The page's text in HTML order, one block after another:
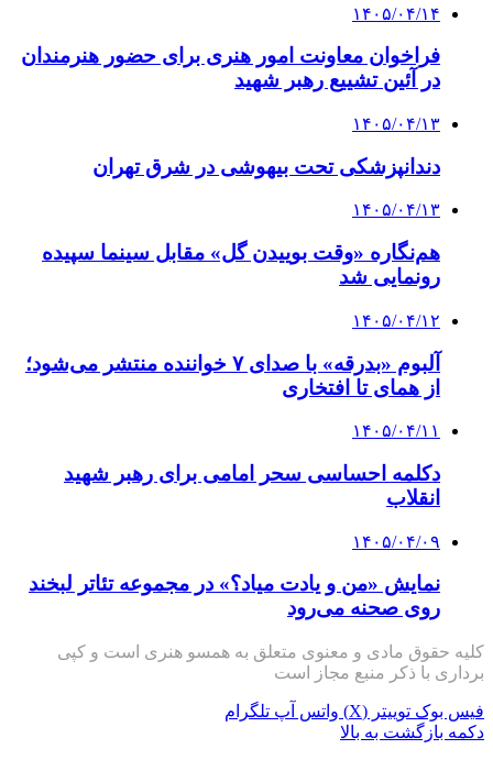
۱۴۰۵/۰۴/۱۴
فراخوان معاونت امور هنری برای حضور هنرمندان
در آئین تشییع رهبر شهید
۱۴۰۵/۰۴/۱۳
دندانپزشکی تحت بیهوشی در شرق تهران
۱۴۰۵/۰۴/۱۳
هم‌نگاره «وقت بوییدن گل» مقابل سینما سپیده
رونمایی شد
۱۴۰۵/۰۴/۱۲
آلبوم «بدرقه» با صدای ۷ خواننده منتشر می‌شود؛
از همای تا افتخاری
۱۴۰۵/۰۴/۱۱
دکلمه‌ احساسی سحر امامی برای رهبر شهید
انقلاب
۱۴۰۵/۰۴/۰۹
نمایش «من و یادت میاد؟» در مجموعه تئاتر لبخند
روی صحنه می‌رود
کلیه حقوق مادی و معنوی متعلق به همسو هنری است و کپی
برداری با ذکر منبع مجاز است
فیس بوک توییتر (X) واتس آپ تلگرام
دکمه بازگشت به بالا